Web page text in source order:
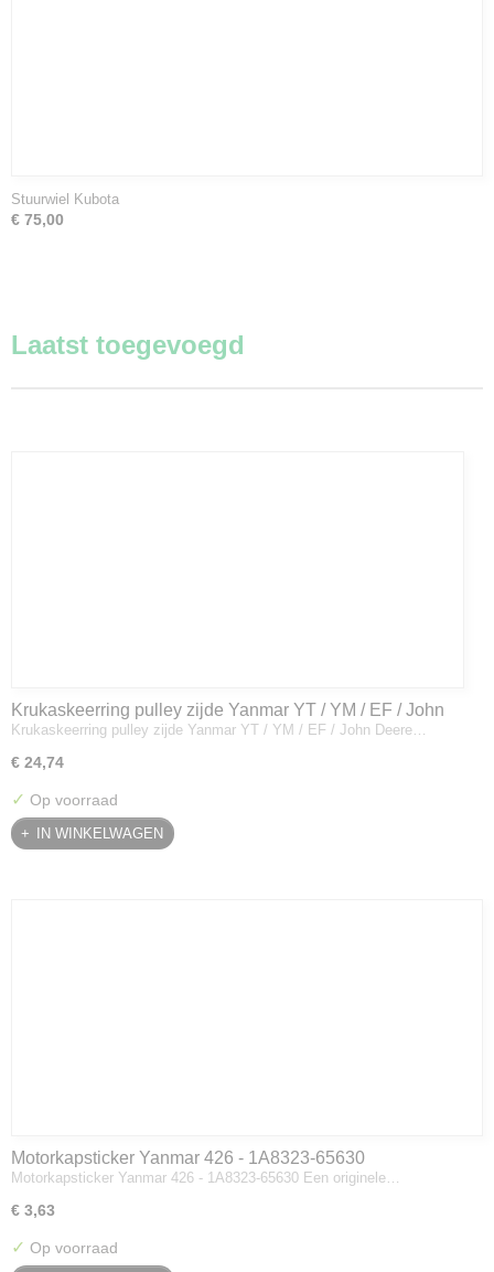
Stuurwiel Kubota
€ 75,00
Laatst toegevoegd
Krukaskeerring pulley zijde Yanmar YT / YM / EF / John
Deere - 119934-01800
Krukaskeerring pulley zijde Yanmar YT / YM / EF / John Deere…
€ 24,74
✓ Op voorraad
IN WINKELWAGEN
Motorkapsticker Yanmar 426 - 1A8323-65630
Motorkapsticker Yanmar 426 - 1A8323-65630 Een originele…
€ 3,63
✓ Op voorraad